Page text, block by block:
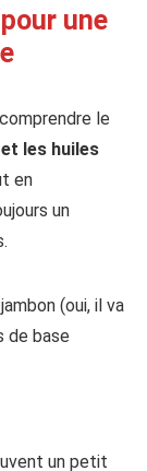
une
le
les huiles
en
un
(oui, il va
de base
un petit